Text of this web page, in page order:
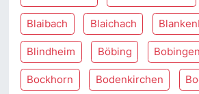
Blaibach Blaichach
Blindheim Böbing Bobingen
Bockhorn Bodenkirchen